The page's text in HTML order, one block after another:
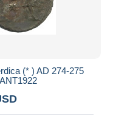
(* ) AD 274-275